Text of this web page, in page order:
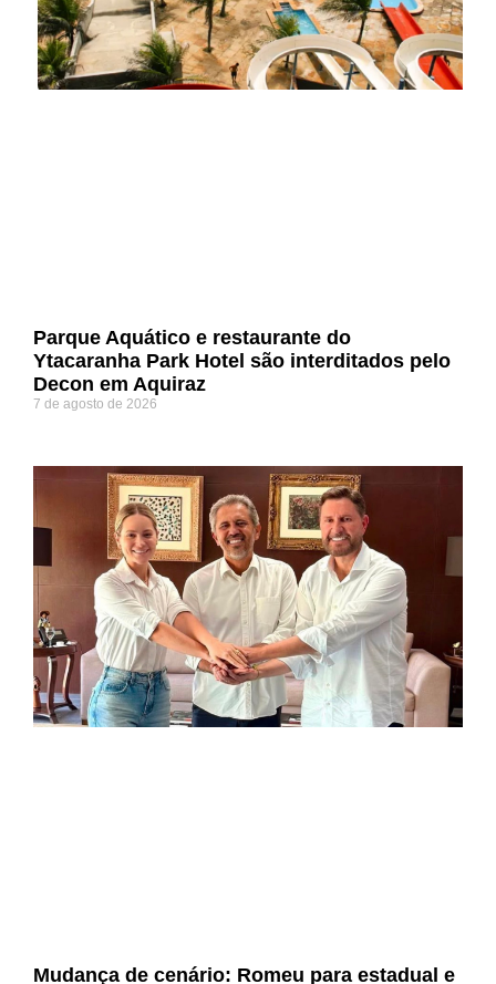
Parque Aquático e restaurante do
Ytacaranha Park Hotel são interditados pelo
Decon em Aquiraz
7 de agosto de 2026
Mudança de cenário: Romeu para estadual e